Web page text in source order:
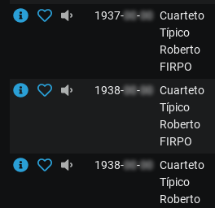
1937-00-00 Cuarteto
Típico
Roberto
FIRPO
1938-00-00 Cuarteto
Típico
Roberto
FIRPO
1938-00-00 Cuarteto
Típico
Roberto